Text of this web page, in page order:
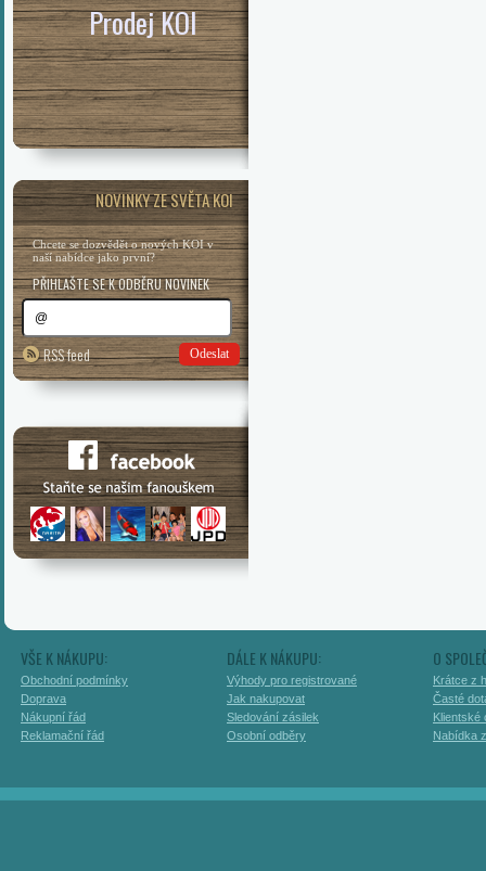
Prodej KOI
NOVINKY ZE SVĚTA KOI
Chcete se dozvědět o nových KOI v
naší nabídce jako první?
PŘIHLAŠTE SE K ODBĚRU NOVINEK
RSS feed Odeslat
VŠE K NÁKUPU:
Obchodní podmínky
Doprava
Nákupní řád
Reklamační řád
DÁLE K NÁKUPU:
Výhody pro registrované
Jak nakupovat
Sledování zásilek
Osobní odběry
O
Krátce z
Časté
Klientské
Nabídka